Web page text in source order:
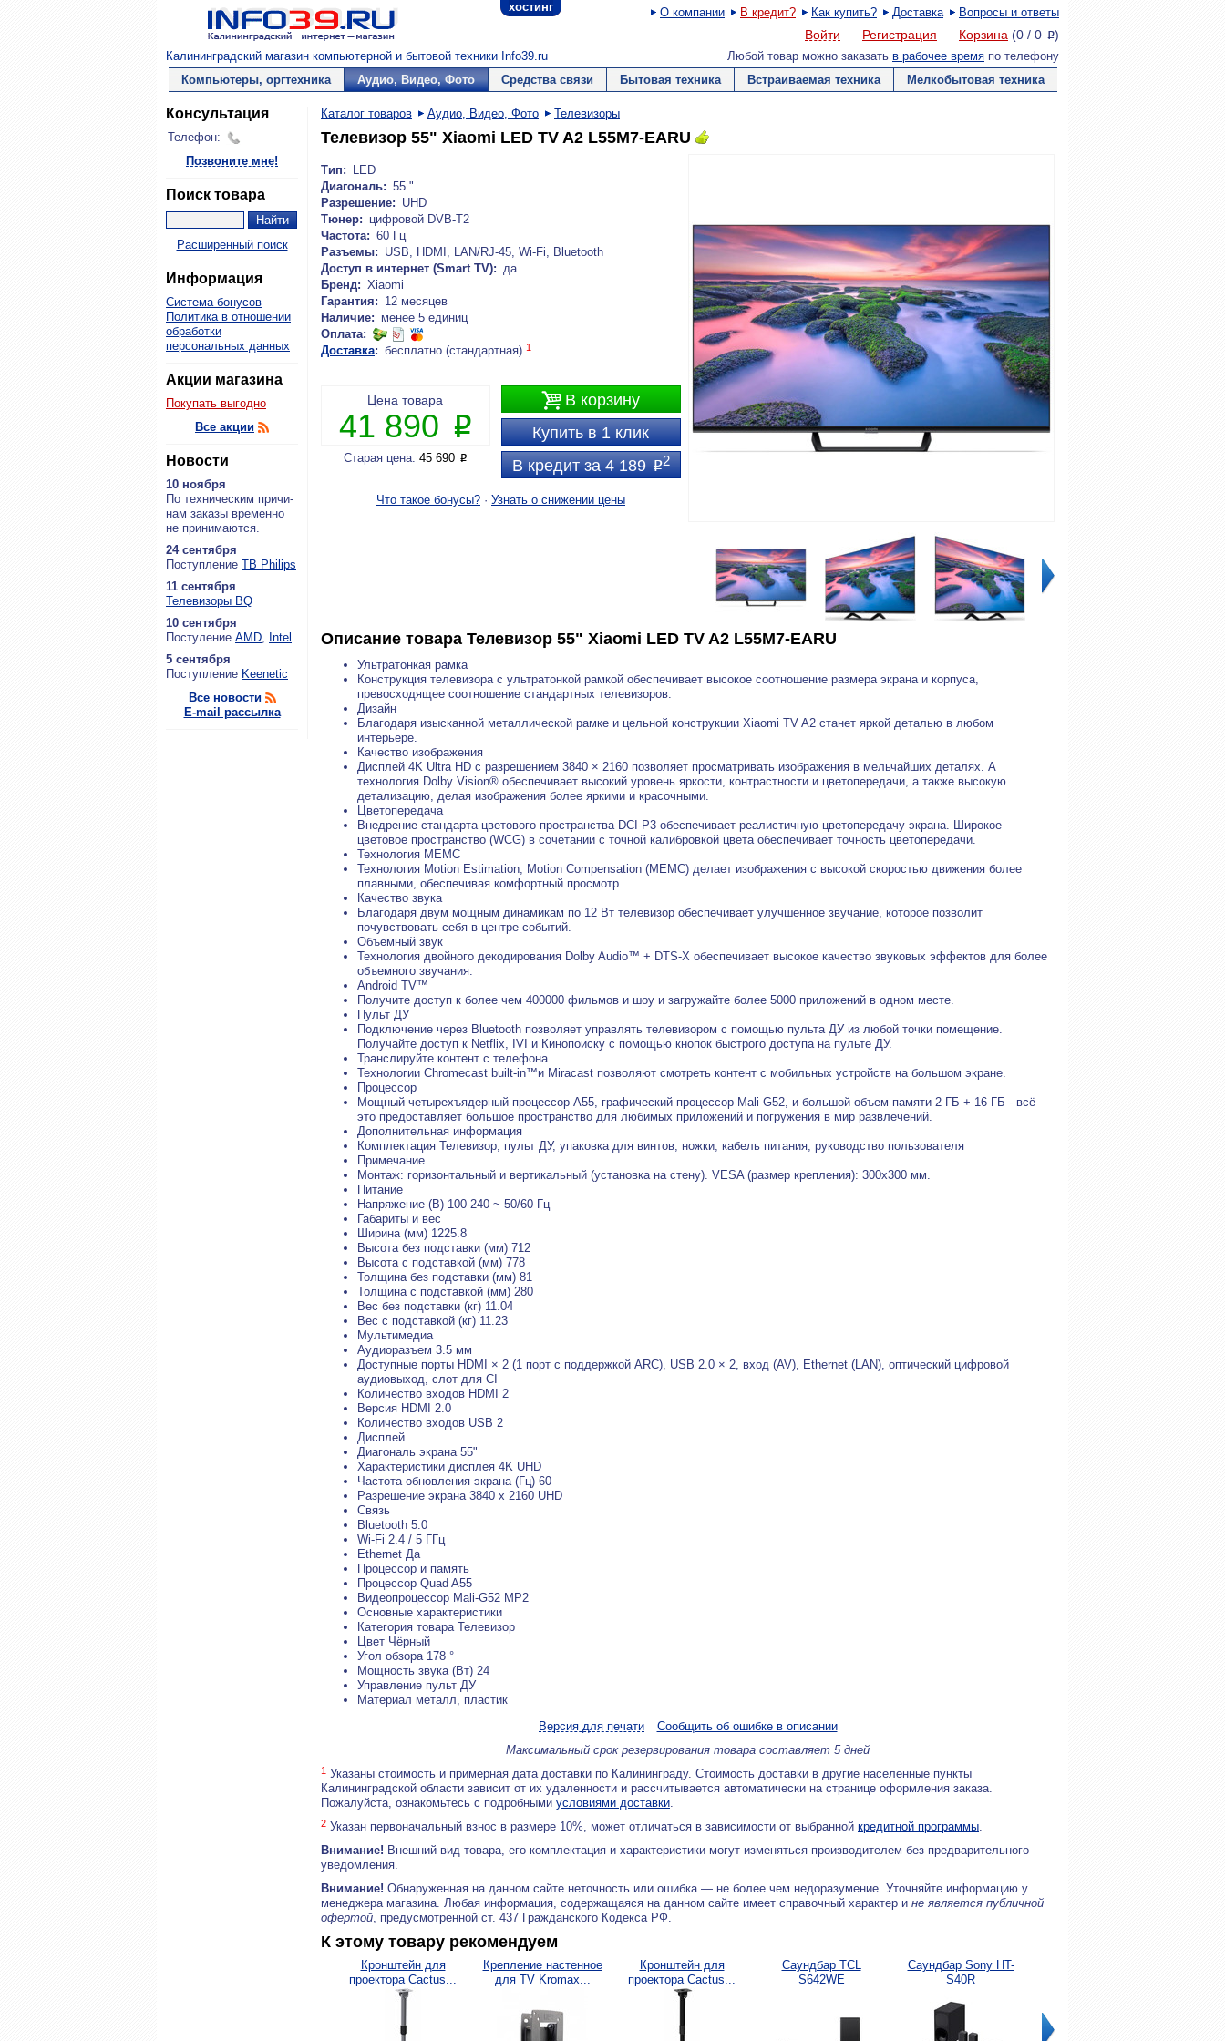
хостинг О компании В кредит? Как купить? Доставка Вопросы и ответы
Войти Регистрация Корзина (0 / 0 P)
Калининградский магазин компьютерной и бытовой техники Info39.ru Любой товар можно заказать в рабочее время по телефону
Компьютеры, оргтехника
Аудио, Видео, Фото Средства связи Бытовая техника Встраиваемая техника Мелкобытовая техника
Консультация
Телефон:
Позвоните мне!
Поиск товара
Расширенный поиск
Информация
Система бонусов
Политика в отношении
обработки
персональных данных
Акции магазина
Покупать выгодно
Все акции
Новости
10 ноября
По тех­ни­че­ским при­чи­
нам за­ка­зы вре­мен­но
не при­ни­ма­ют­ся.
24 сентября
По­ступ­ле­ние ТВ Philips
11 сентября
Теле­ви­зо­ры BQ
10 сентября
По­сту­ле­ние AMD, Intel
5 сентября
По­ступ­ле­ние Keenetic
Все новости
E-mail рассылка
Каталог товаров Аудио, Видео, Фото Телевизоры
Телевизор 55" Xiaomi LED TV A2 L55M7-EARU
Тип:
LED
Диагональ: 55 "
Разрешение: UHD
Тюнер: цифровой DVB-T2
Частота: 60 Гц
Разъемы: USB, HDMI, LAN/RJ-45, Wi-Fi, Bluetooth
Доступ в интернет (Smart TV): да
Бренд: Xiaomi
Гарантия: 12 месяцев
Наличие: менее 5 единиц
Оплата:
Доставка: бесплатно (стандартная) 1
В корзину
Купить в 1 клик
В кредит за 4 189P2
Цена товара
41 890 P
Старая цена:45 690P
Что такое бонусы? · Узнать о снижении цены
Описание товара Телевизор 55" Xiaomi LED TV A2 L55M7-EARU
Ультратонкая рамка
Конструкция телевизора с ультратонкой рамкой обеспечивает высокое соотношение размера экрана и корпуса,
превосходящее соотношение стандартных телевизоров.
Дизайн
Благодаря изысканной металлической рамке и цельной конструкции Xiaomi TV A2 станет яркой деталью в любом
интерьере.
Качество изображения
Дисплей 4K Ultra HD с разрешением 3840 × 2160 позволяет просматривать изображения в мельчайших деталях. А
технология Dolby Vision® обеспечивает высокий уровень яркости, контрастности и цветопередачи, а также высокую
детализацию, делая изображения более яркими и красочными.
Цветопередача
Внедрение стандарта цветового пространства DCI-P3 обеспечивает реалистичную цветопередачу экрана. Широкое
цветовое пространство (WCG) в сочетании с точной калибровкой цвета обеспечивает точность цветопередачи.
Технология MEMC
Технология Motion Estimation, Motion Compensation (MEMC) делает изображения с высокой скоростью движения более
плавными, обеспечивая комфортный просмотр.
Качество звука
Благодаря двум мощным динамикам по 12 Вт телевизор обеспечивает улучшенное звучание, которое позволит
почувствовать себя в центре событий.
Объемный звук
Технология двойного декодирования Dolby Audio™ + DTS-X обеспечивает высокое качество звуковых эффектов для более
объемного звучания.
Android TV™
Получите доступ к более чем 400000 фильмов и шоу и загружайте более 5000 приложений в одном месте.
Пульт ДУ
Подключение через Bluetooth позволяет управлять телевизором с помощью пульта ДУ из любой точки помещение.
Получайте доступ к Netflix, IVI и Кинопоиску с помощью кнопок быстрого доступа на пульте ДУ.
Транслируйте контент с телефона
Технологии Chromecast built-in™и Miracast позволяют смотреть контент с мобильных устройств на большом экране.
Процессор
Мощный четырехъядерный процессор A55, графический процессор Mali G52, и большой объем памяти 2 ГБ + 16 ГБ - всё
это предоставляет большое пространство для любимых приложений и погружения в мир развлечений.
Дополнительная информация
Комплектация Телевизор, пульт ДУ, упаковка для винтов, ножки, кабель питания, руководство пользователя
Примечание
Монтаж: горизонтальный и вертикальный (установка на стену). VESA (размер крепления): 300х300 мм.
Питание
Напряжение (В) 100-240 ~ 50/60 Гц
Габариты и вес
Ширина (мм) 1225.8
Высота без подставки (мм) 712
Высота с подставкой (мм) 778
Толщина без подставки (мм) 81
Толщина с подставкой (мм) 280
Вес без подставки (кг) 11.04
Вес с подставкой (кг) 11.23
Мультимедиа
Аудиоразъем 3.5 мм
Доступные порты HDMI × 2 (1 порт с поддержкой ARC), USB 2.0 × 2, вход (AV), Ethernet (LAN), оптический цифровой
аудиовыход, слот для CI
Количество входов HDMI 2
Версия HDMI 2.0
Количество входов USB 2
Дисплей
Диагональ экрана 55"
Характеристики дисплея 4K UHD
Частота обновления экрана (Гц) 60
Разрешение экрана 3840 x 2160 UHD
Связь
Bluetooth 5.0
Wi-Fi 2.4 / 5 ГГц
Ethernet Да
Процессор и память
Процессор Quad A55
Видеопроцессор Mali-G52 MP2
Основные характеристики
Категория товара Телевизор
Цвет Чёрный
Угол обзора 178 °
Мощность звука (Вт) 24
Управление пульт ДУ
Материал металл, пластик
Версия для печати
Сообщить об ошибке в описании
Максимальный срок резервирования товара составляет 5 дней
1 Указаны стоимость и примерная дата доставки по Калининграду. Стоимость доставки в другие населенные пункты
Калининградской области зависит от их удаленности и рассчитывается автоматически на странице оформления заказа.
Пожалуйста, ознакомьтесь с подробными условиями доставки.
2 Указан первоначальный взнос в размере 10%, может отличаться в зависимости от выбранной кредитной программы.
Внимание! Внешний вид товара, его комплектация и характеристики могут изменяться производителем без предварительного
уведомления.
Внимание! Обнаруженная на данном сайте неточность или ошибка — не более чем недоразумение. Уточняйте информацию у
менеджера магазина. Любая информация, содержащаяся на данном сайте имеет справочный характер и не является публичной
офертой, предусмотренной ст. 437 Гражданского Кодекса РФ.
К этому товару рекомендуем
Кронштейн для
проектора Cactus...
Крепление настенное
для TV Kromax...
Кронштейн для
проектора Cactus...
Саундбар TCL
S642WE
Саундбар Sony HT-
S40R